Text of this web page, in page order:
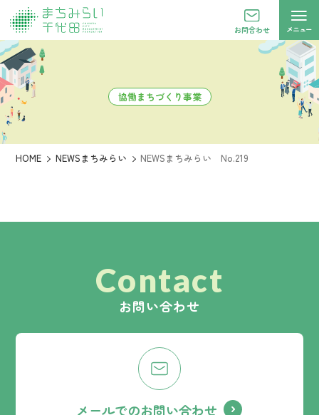
お問合わせ メニュー
協働まちづくり事業
HOME NEWSまちみらい NEWSまちみらい No.219
Contact
お問い合わせ
メールでのお問い合わせ